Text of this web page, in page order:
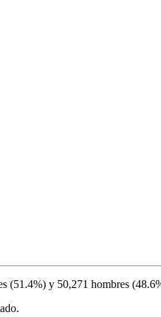
(51.4%) y 50,271 hombres (